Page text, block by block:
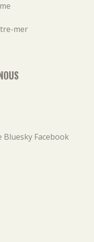
mer
Bluesky Facebook